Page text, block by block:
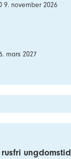
9. november 2026
mars 2027
ungdomstid